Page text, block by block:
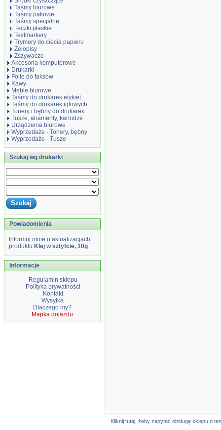
Taśmy biurowe
Taśmy pakowe
Taśmy specjalne
Teczki płaskie
Textmarkery
Trymery do cięcia papieru
Żelopisy
Zszywacze
Akcesoria komputerowe
Drukarki
Folie do faksów
Kawy
Meble biurowe
Taśmy do drukarek etykiet
Taśmy do drukarek igłowych
Tonery i bębny do drukarek
Tusze, atramenty, kartridże
Urządzenia biurowe
Wyprzedaże - Tonery, bębny
Wyprzedaże - Tusze
Szukaj wg drukarki
Powiadomienia
Informuj mnie o aktualizacjach
produktu Klej w sztyfcie, 10g
Informacje
Regulamin sklepu
Polityka prywatności
Kontakt
Wysyłka
Dlaczego my?
Mapka dojazdu
Kliknij tutaj, żeby zapytać obsługę sklepu o